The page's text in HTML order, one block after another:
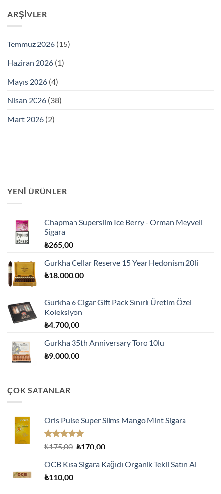
ARŞIVLER
Temmuz 2026 (15)
Haziran 2026 (1)
Mayıs 2026 (4)
Nisan 2026 (38)
Mart 2026 (2)
YENI ÜRÜNLER
Chapman Superslim Ice Berry - Orman Meyveli
Sigara
₺265,00
Gurkha Cellar Reserve 15 Year Hedonism 20li
₺18.000,00
Gurkha 6 Cigar Gift Pack Sınırlı Üretim Özel
Koleksiyon
₺4.700,00
Gurkha 35th Anniversary Toro 10lu
₺9.000,00
ÇOK SATANLAR
Oris Pulse Super Slims Mango Mint Sigara
5 üzerinden
oy
aldı
₺175,00 Orijinal
₺175,00.
₺170,00Şu
fiyat:
OCB Kısa Sigara Kağıdı Organik Tekli Satın Al
₺110,00